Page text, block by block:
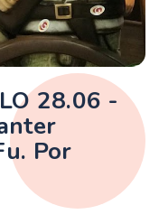
28.06 -
Por